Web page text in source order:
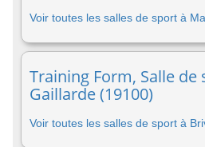
Voir toutes les salles de sport à
Training Form, Salle de
Gaillarde (19100)
Voir toutes les salles de sport à